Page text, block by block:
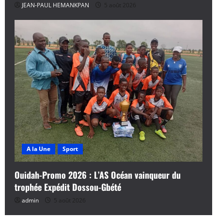
JEAN-PAUL HEMANKPAN 5 août 2026
A la Une Sport
Ouidah-Promo 2026 : L’AS Océan vainqueur du
trophée Expédit Dossou-Gbété
admin 5 août 2026